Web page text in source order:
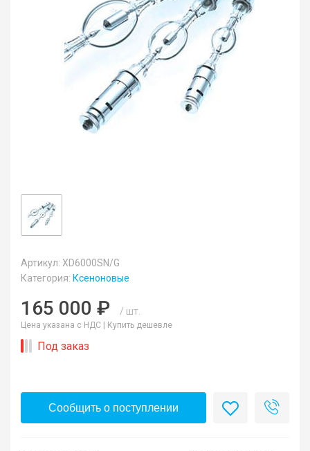
Артикул: XD6000SN/G
Категория: Ксеноновые
165 000 ₽ / шт.
Цена указана с НДС | Купить дешевле
Под заказ
Сообщить о поступлении